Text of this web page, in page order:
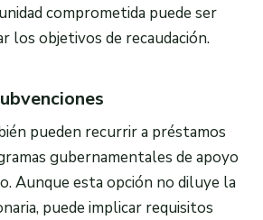
comprometida puede ser
los objetivos de recaudación.
pueden recurrir a préstamos
gubernamentales de apoyo
Aunque esta opción no diluye la
puede implicar requisitos